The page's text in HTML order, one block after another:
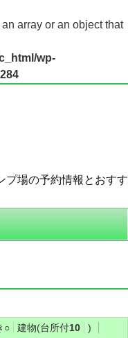
array or an object that
wp-
284
プ場の予約情報とおすす
○ 建物(台所付10
)